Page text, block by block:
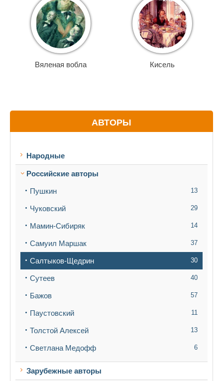
Вяленая вобла Кисель
АВТОРЫ
Народные
Российские авторы
Пушкин 13
Чуковский 29
Мамин-Сибиряк 14
Самуил Маршак 37
Салтыков-Щедрин 30
Сутеев 40
Бажов 57
Паустовский 11
Толстой Алексей 13
Светлана Медофф 6
Зарубежные авторы